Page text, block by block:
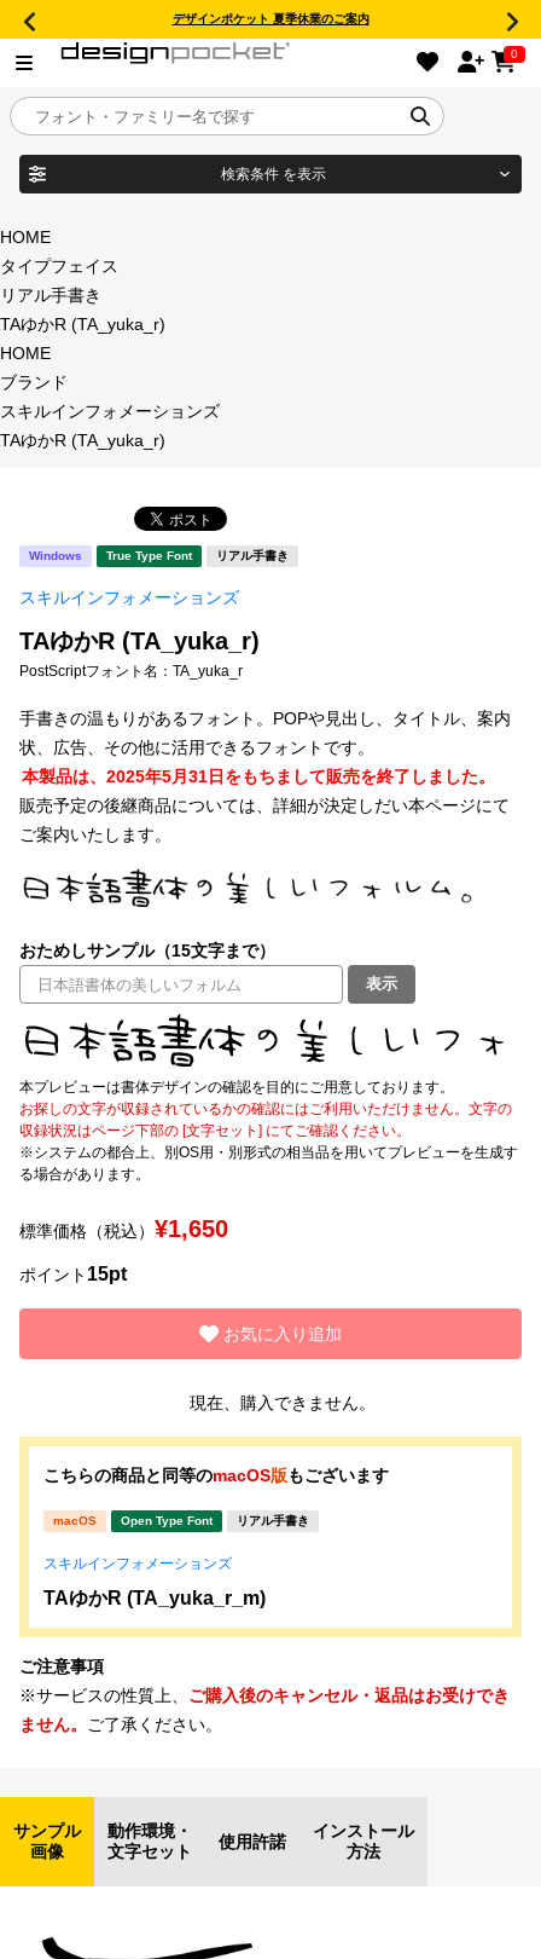
デザインポケット 夏季休業のご案内
0
目的別フォントガイド
特集
おすすめ
年間ライセンス商品
新着一覧
カート
マイページ
お気に入り
ご利用ガイド
よくあるご質問
お問い合わせ
検索条件 を表示
商品名
タイプフェイス
明朝体
宋朝体
教科書体 行書体
草書体
江戸文字 デザイン毛筆
すべてを表示
セット or 単体
文字種類
価格帯
HOME
タイプフェイス
リアル手書き
TAゆかR (TA_yuka_r)
HOME
ブランド
スキルインフォメーションズ
TAゆかR (TA_yuka_r)
Windows True Type Font リアル手書き
スキルインフォメーションズ
TAゆかR (TA_yuka_r)
PostScriptフォント名： TA_yuka_r
手書きの温もりがあるフォント。POPや見出し、タイトル、案内
状、広告、その他に活用できるフォントです。
本製品は、2025年5月31日をもちまして販売を終了しました。
販売予定の後継商品については、詳細が決定しだい本ページにて
ご案内いたします。
おためしサンプル（15文字まで）
表示
本プレビューは書体デザインの確認を目的にご用意しております。
お探しの文字が収録されているかの確認にはご利用いただけません。文字の
収録状況はページ下部の [文字セット] にてご確認ください。
※システムの都合上、別OS用・別形式の相当品を用いてプレビューを生成す
る場合があります。
標準価格（税込） ¥1,650
ポイント 15pt
お気に入り追加
現在、購入できません。
こちらの商品と同等のmacOS版もございます
macOS Open Type Font リアル手書き
スキルインフォメーションズ
TAゆかR (TA_yuka_r_m)
ご注意事項
※サービスの性質上、 ご購入後のキャンセル・返品はお受けでき
ません。 ご了承ください。
サンプル
画像
動作環境・
文字セット
使用許諾
インストール
方法